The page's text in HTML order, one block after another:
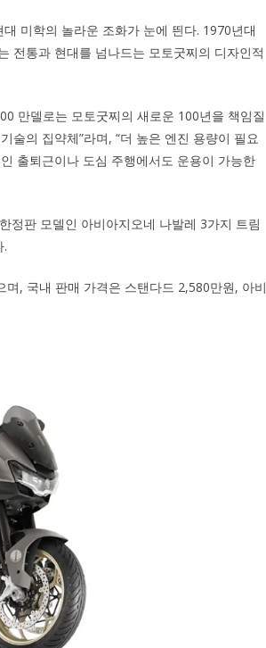
미학의 놀라운 조화가 눈에 띈다. 1970년대
전통과 현대를 넘나드는 모토굿찌의 디자인적
만델로는 모토굿찌의 새로운 100년을 책임질
술의 집약체”라며, “더 높은 엔진 용량이 필요
출퇴근이나 도심 주행에서도 운용이 가능한
정판 모델인 아비아지오네 나발레 3가지 트림
.
, 국내 판매 가격은 스탠다드 2,580만원, 아비